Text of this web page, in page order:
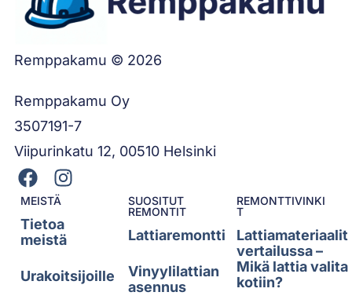
Remppakamu © 2026
Remppakamu Oy
3507191-7
Viipurinkatu 12, 00510 Helsinki
MEISTÄ
Tietoa
meistä
Urakoitsijoille
SUOSITUT
REMONTIT
Lattiaremontti
Vinyylilattian
asennus
REMONTTIVINKI
T
Lattiamateriaalit
vertailussa –
Mikä lattia valita
kotiin?